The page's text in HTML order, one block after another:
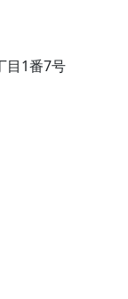
目1番7号